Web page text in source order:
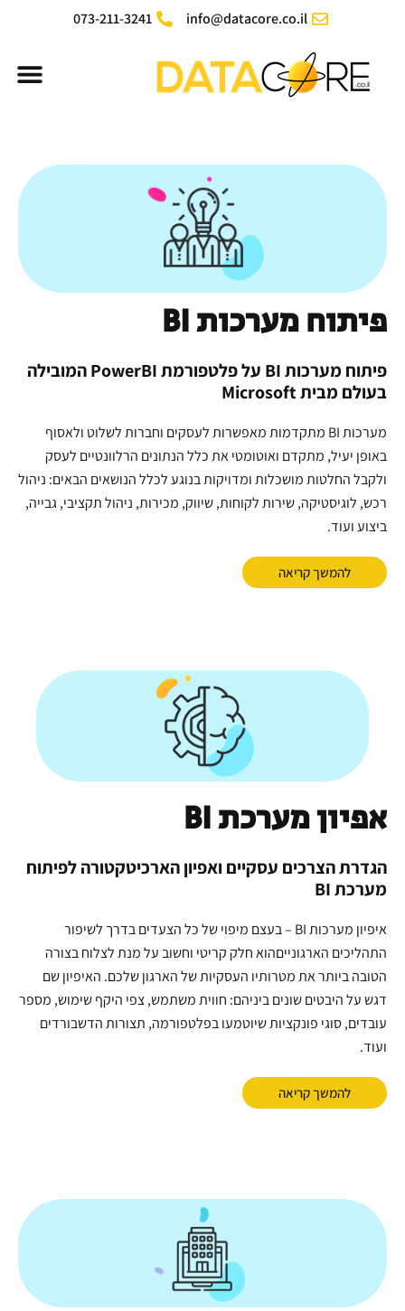
info@datacore.co.il
073-211-3241
פיתוח מערכות BI
פיתוח מערכות BI על פלטפורמת PowerBI המובילה
בעולם מבית Microsoft
מערכות BI מתקדמות מאפשרות לעסקים וחברות לשלוט ולאסוף
באופן יעיל, מתקדם ואוטומטי את כלל הנתונים הרלוונטיים לעסק
ולקבל החלטות מושכלות ומדויקות בנוגע לכלל הנושאים הבאים: ניהול
רכש, לוגיסטיקה, שירות לקוחות, שיווק, מכירות, ניהול תקציבי, גבייה,
ביצוע ועוד.
להמשך קריאה
אפיון מערכת BI
הגדרת הצרכים עסקיים ואפיון הארכיטקטורה לפיתוח
מערכת BI
איפיון מערכות BI – בעצם מיפוי של כל הצעדים בדרך לשיפור
התהליכים הארגונייםהוא חלק קריטי וחשוב על מנת לצלוח בצורה
הטובה ביותר את מטרותיו העסקיות של הארגון שלכם. האיפיון שם
דגש על היבטים שונים ביניהם: חווית משתמש, צפי היקף שימוש, מספר
עובדים, סוגי פונקציות שיוטמעו בפלטפורמה, תצורות הדשבורדים
ועוד.
להמשך קריאה